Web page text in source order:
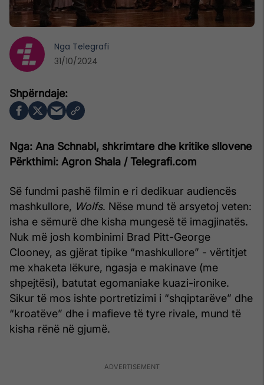
Nga: Ana Schnabl, shkrimtare dhe kritike sllovene
Përkthimi: Agron Shala / Telegrafi.com
Së fundmi pashë filmin e ri dedikuar audiencës
mashkullore, Wolfs. Nëse mund të arsyetoj veten:
isha e sëmurë dhe kisha mungesë të imagjinatës.
Nuk më josh kombinimi Brad Pitt-George
Clooney, as gjërat tipike “mashkullore” - vërtitjet
me xhaketa lëkure, ngasja e makinave (me
shpejtësi), batutat egomaniake kuazi-ironike.
Sikur të mos ishte portretizimi i “shqiptarëve” dhe
“kroatëve” dhe i mafieve të tyre rivale, mund të
kisha rënë në gjumë.
Nga Telegrafi
31/10/2024